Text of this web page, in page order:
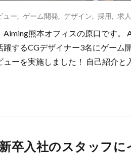
ュー ゲーム開発 デザイン 採用 求人
Aiming熊本オフィスの原口です。
躍するCGデザイナー3名にゲーム
ューを実施しました！ 自己紹介
卒入社のスタッフ